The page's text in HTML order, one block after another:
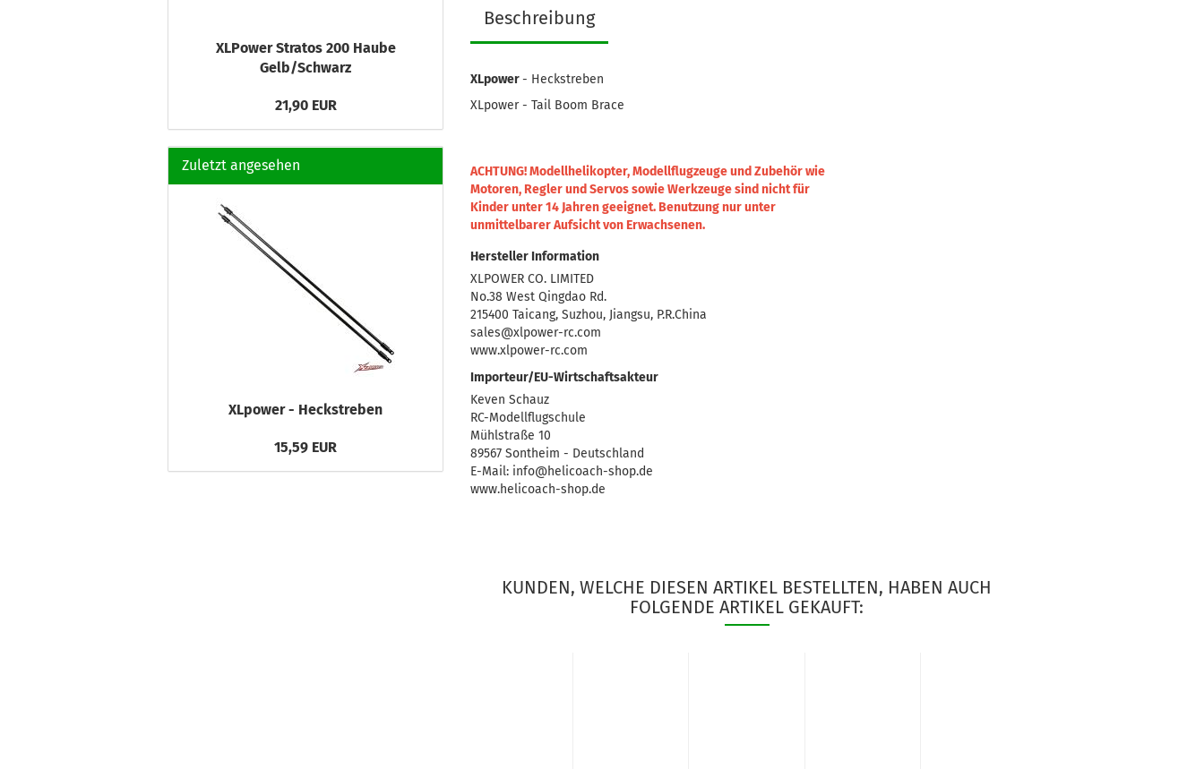
Beschreibung
XLpower- Heckstreben
XLpower - Tail Boom Brace
ACHTUNG! Modellhelikopter, Modellflugzeuge und Zubehör wie
Motoren, Regler und Servos sowie Werkzeuge sind nicht für
Kinder unter 14 Jahren geeignet. Benutzung nur unter
unmittelbarer Aufsicht von Erwachsenen.
Hersteller Information
XLPOWER CO. LIMITED
No.38 West Qingdao Rd.
215400 Taicang, Suzhou, Jiangsu, P.R.China
sales@xlpower-rc.com
www.xlpower-rc.com
Importeur/EU-Wirtschaftsakteur
Keven Schauz
RC-Modellflugschule
Mühlstraße 10
89567 Sontheim - Deutschland
E-Mail: info@helicoach-shop.de
www.helicoach-shop.de
KUNDEN, WELCHE DIESEN ARTIKEL BESTELLTEN, HABEN AUCH
FOLGENDE ARTIKEL GEKAUFT:
XLPower Stratos 200 Haube
Gelb/Schwarz
21,90 EUR
Zuletzt angesehen
XLpower - Heckstreben
15,59 EUR